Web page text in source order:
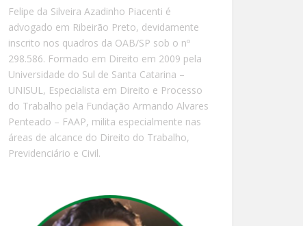
Felipe da Silveira Azadinho Piacenti é
advogado em Ribeirão Preto, devidamente
inscrito nos quadros da OAB/SP sob o nº
298.586. Formado em Direito em 2009 pela
Universidade do Sul de Santa Catarina –
UNISUL, Especialista em Direito e Processo
do Trabalho pela Fundação Armando Alvares
Penteado – FAAP, milita especialmente nas
áreas de alcance do Direito do Trabalho,
Previdenciário e Civil.